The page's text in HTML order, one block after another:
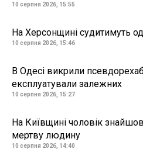
10 серпня 2026, 15:55
На Херсонщині судитимуть
10 серпня 2026, 15:46
В Одесі викрили
експлуатували залежних
10 серпня 2026, 15:27
На Київщині чоловік
мертву людину
10 серпня 2026, 14:40